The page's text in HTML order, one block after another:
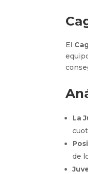
El
La
de